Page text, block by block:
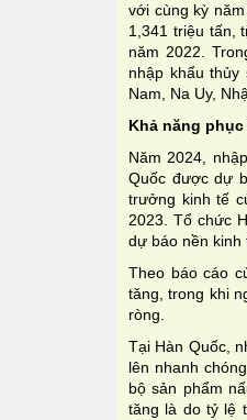
với cùng kỳ
1,341 triệu tấn,
năm 2022.
nhập khẩu thủy
Nam, Na Uy,
Khả năng
Năm 2024,
Quốc được dự
trưởng kinh tế
2023. Tổ chức
dự báo nền kinh
Theo báo cáo
tăng, trong khi
ròng.
Tại Hàn Quốc,
lên nhanh
bộ sản phẩm
tăng là do tỷ lệ